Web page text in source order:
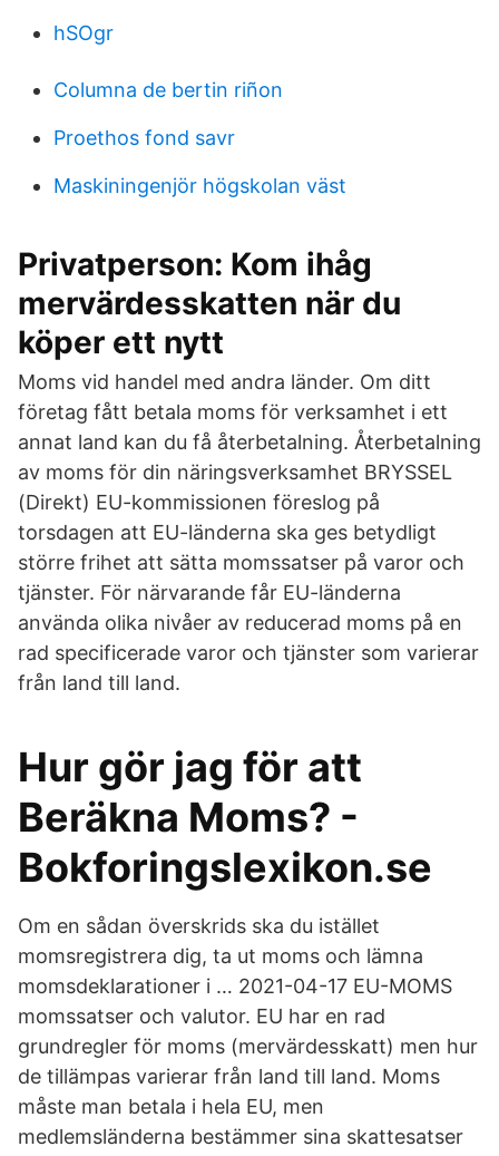
hSOgr
Columna de bertin riñon
Proethos fond savr
Maskiningenjör högskolan väst
Privatperson: Kom ihåg
mervärdesskatten när du
köper ett nytt
Moms vid handel med andra länder. Om ditt
företag fått betala moms för verksamhet i ett
annat land kan du få återbetalning. Återbetalning
av moms för din näringsverksamhet BRYSSEL
(Direkt) EU-kommissionen föreslog på
torsdagen att EU-länderna ska ges betydligt
större frihet att sätta momssatser på varor och
tjänster. För närvarande får EU-länderna
använda olika nivåer av reducerad moms på en
rad specificerade varor och tjänster som varierar
från land till land.
Hur gör jag för att
Beräkna Moms? -
Bokforingslexikon.se
Om en sådan överskrids ska du istället
momsregistrera dig, ta ut moms och lämna
momsdeklarationer i … 2021-04-17 EU-MOMS
momssatser och valutor. EU har en rad
grundregler för moms (mervärdesskatt) men hur
de tillämpas varierar från land till land. Moms
måste man betala i hela EU, men
medlemsländerna bestämmer sina skattesatser